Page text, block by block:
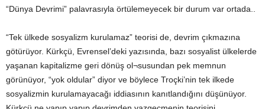
“Dünya Devrimi” palavrasıyla örtülemeyecek bir durum var ortada..
“Tek ülkede sosyalizm kurulamaz” teorisi de, devrim çıkmazına
götürüyor. Kürkçü, Evrensel’deki yazısında, bazı sosyalist ülkelerde
yaşanan kapitalizme geri dönüş ol¬susundan pek memnun
görünüyor, “yok oldular” diyor ve böylece Troçki’nin tek ilkede
sosyalizmin kurulamayacağı iddiasının kanıtlandığını düşünüyor.